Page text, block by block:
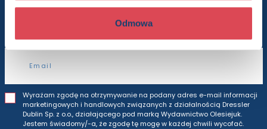
Odmowa
prosto do Twojej skrzynki odbiorczej.
Adres e-mail
Wyrażam zgodę na otrzymywanie na podany adres e-mail informacji
marketingowych i handlowych związanych z działalnością Dressler
Dublin Sp. z o.o., działającego pod marką Wydawnictwo Olesiejuk.
Jestem świadomy/-a, że zgodę tę mogę w każdej chwili wycofać.